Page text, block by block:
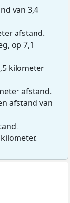
van 3,4
afstand.
op 7,1
kilometer
afstand.
afstand van